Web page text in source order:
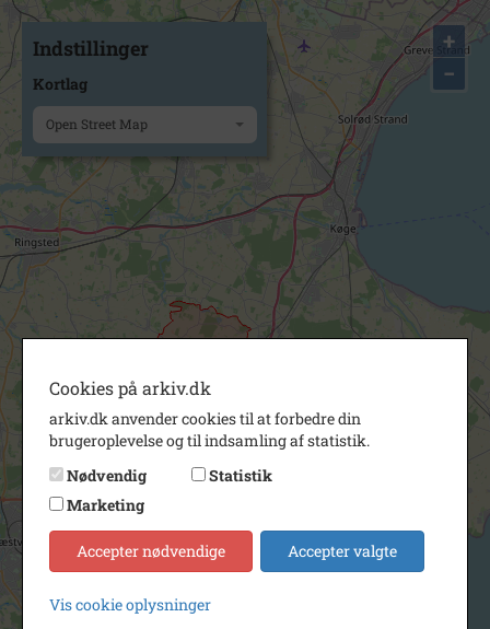
+
−
Indstillinger
Kortlag
Open Street Map
Cookies på arkiv.dk
arkiv.dk anvender cookies til at forbedre din
brugeroplevelse og til indsamling af statistik.
Nødvendig
Statistik
Marketing
Accepter nødvendige Accepter valgte
Vis cookie oplysninger